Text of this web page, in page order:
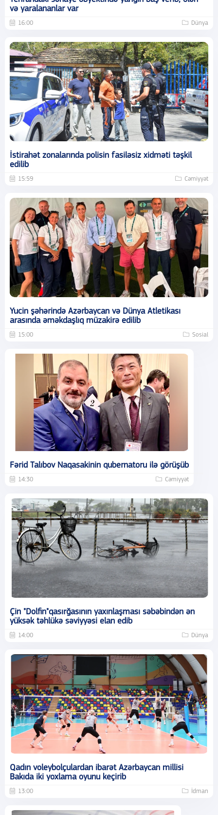
və yaralananlar var
16:00 Dünya
İstirahət zonalarında polisin fasiləsiz xidməti təşkil
edilib
15:59 Cəmiyyət
Yucin şəhərində Azərbaycan və Dünya Atletikası
arasında əməkdaşlıq müzakirə edilib
15:00 Sosial
Fərid Talıbov Naqasakinin qubernatoru ilə görüşüb
14:30 Cəmiyyət
Çin "Dolfin"qasırğasının yaxınlaşması səbəbindən ən
yüksək təhlükə səviyyəsi elan edib
14:00 Dünya
Qadın voleybolçulardan ibarət Azərbaycan millisi
Bakıda iki yoxlama oyunu keçirib
13:00 İdman